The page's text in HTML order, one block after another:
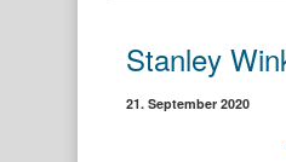
Stanley
21. September 2020